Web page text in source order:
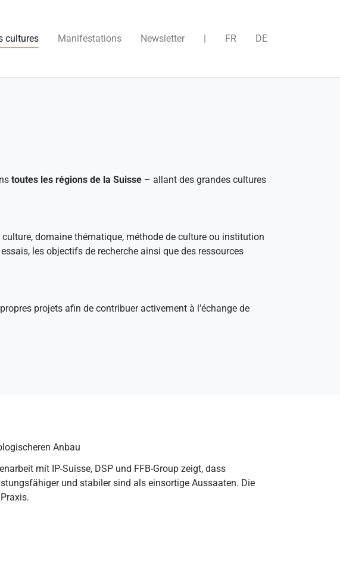
cultures(current)Manifestations Newsletter | FR DE
toutes les régions de la Suisse – allant des grandes cultures
domaine thématique, méthode de culture ou institution
les objectifs de recherche ainsi que des ressources
projets afin de contribuer activement à l’échange de
Anbau
mit IP-Suisse, DSP und FFB-Group zeigt, dass
und stabiler sind als einsortige Aussaaten. Die